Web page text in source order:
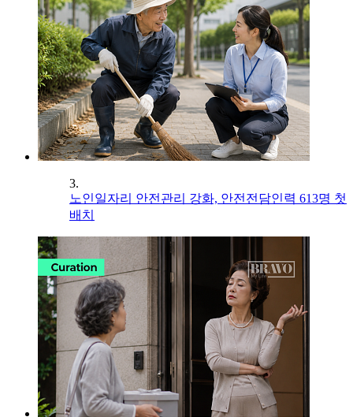
3.
노인일자리 안전관리 강화, 안전전담인력 613명 첫
배치